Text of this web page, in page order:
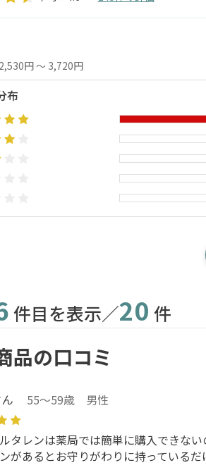
2,530円 ～ 3,720円
布
件目を表示／20 件
品の口コミ
55～59歳 男性
タレンは薬局では簡単に購入できな
があるとお守りがわりに持っている